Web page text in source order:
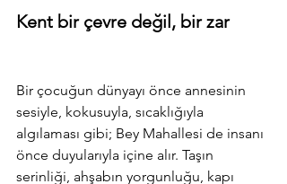
Kent bir çevre değil, bir zar
Bir çocuğun dünyayı önce annesinin
sesiyle, kokusuyla, sıcaklığıyla
algılaması gibi; Bey Mahallesi de insanı
önce duyularıyla içine alır. Taşın
serinliği, ahşabın yorgunluğu, kapı